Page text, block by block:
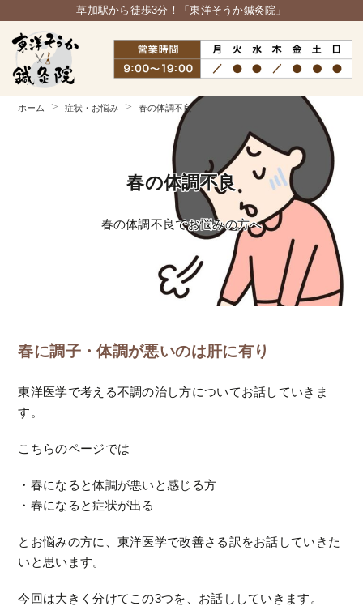
草加駅から徒歩3分！「東洋そうか鍼灸院」
ホーム 症状・お悩み 春の体調不良
春の体調不良
春の体調不良でお悩みの方へ
春に調子・体調が悪いのは肝に有り
東洋医学で考える不調の治し方についてお話していきま
す。
こちらのページでは
・春になると体調が悪いと感じる方
・春になると症状が出る
とお悩みの方に、東洋医学で改善さる訳をお話していきた
いと思います。
今回は大きく分けてこの3つを、お話ししていきます。